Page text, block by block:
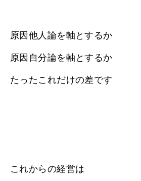
原因他人論を軸とするか
原因自分論を軸とするか
たったこれだけの差です
これからの経営は